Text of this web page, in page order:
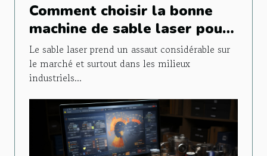
Comment choisir la bonne
machine de sable laser pour
vos projets ?
Le sable laser prend un assaut considérable sur
le marché et surtout dans les milieux
industriels...